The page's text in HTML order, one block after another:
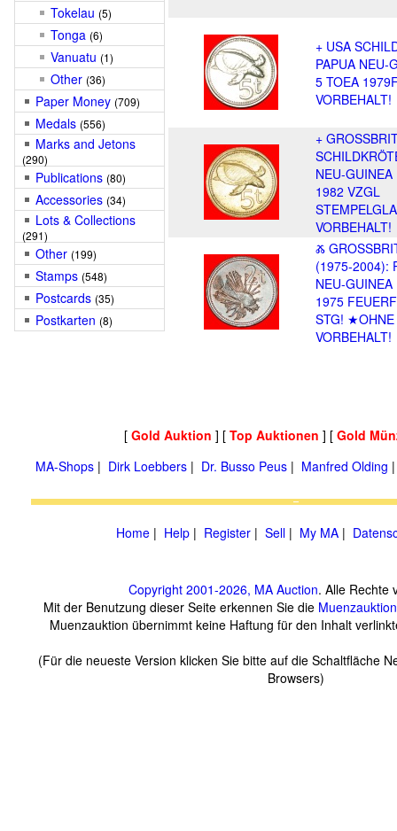
Tokelau (5)
Tonga (6)
Vanuatu (1)
Other (36)
Paper Money (709)
Medals (556)
Marks and Jetons
(290)
Publications (80)
Accessories (34)
Lots & Collections
(291)
Other (199)
Stamps (548)
Postcards (35)
Postkarten (8)
+ USA
PAPUA NEU-
5 TOEA
VORBEHALT!
+
NEU-
1982 VZGL
VORBEHALT!
Ⰶ
(1975-2004):
NEU-
1975
STG! ★OHNE
VORBEHALT!
[ Gold Auktion ] [ Top Auktionen ] [ Gold
MA-Shops| Dirk Loebbers| Dr. Busso Peus| Manfred Olding
Home| Help| Register| Sell| My MA|
Copyright 2001-2026, MA Auction. Alle Rechte
Mit der Benutzung dieser Seite erkennen Sie die Muenzauktion
Muenzauktion übernimmt keine Haftung für den Inhalt
(Für die neueste Version klicken Sie bitte auf die Schaltfläche
Browsers)